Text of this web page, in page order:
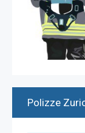
Polizze